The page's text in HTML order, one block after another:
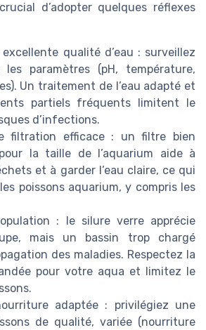
d’adopter quelques réflexes
qualité d’eau : surveillez
les paramètres (pH, température,
Un traitement de l’eau adapté et
partiels fréquents limitent le
d’infections.
filtration efficace : un filtre bien
la taille de l’aquarium aide à
et à garder l’eau claire, ce qui
poissons aquarium, y compris les
: le silure verre apprécie
mais un bassin trop chargé
des maladies. Respectez la
pour votre aqua et limitez le
adaptée : privilégiez une
de qualité, variée (nourriture